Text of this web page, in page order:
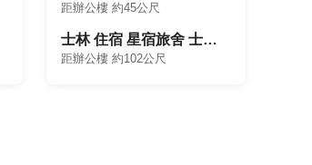
距辦公樓 約45公尺
士林 住宿 星宿旅舍 士林星沙旅舍
距辦公樓 約102公尺